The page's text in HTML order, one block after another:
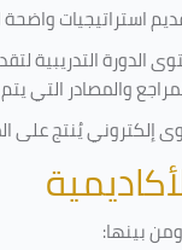
واضحة
الدورة
والمصادر
إلكتروني يُنتج
بينها: